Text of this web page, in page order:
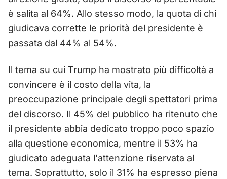
è salita al 64%. Allo stesso modo, la quota di chi
giudicava corrette le priorità del presidente è
passata dal 44% al 54%.
Il tema su cui Trump ha mostrato più difficoltà a
convincere è il costo della vita, la
preoccupazione principale degli spettatori prima
del discorso. Il 45% del pubblico ha ritenuto che
il presidente abbia dedicato troppo poco spazio
alla questione economica, mentre il 53% ha
giudicato adeguata l'attenzione riservata al
tema. Soprattutto, solo il 31% ha espresso piena